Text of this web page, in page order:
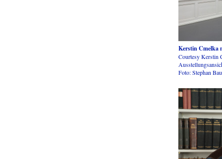
Kerstin Cmelka
Courtesy Kerstin
Foto: Stephan